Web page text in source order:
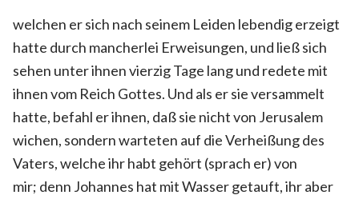
welchen er sich nach seinem Leiden lebendig erzeigt
hatte durch mancherlei Erweisungen, und ließ sich
sehen unter ihnen vierzig Tage lang und redete mit
ihnen vom Reich Gottes. Und als er sie versammelt
hatte, befahl er ihnen, daß sie nicht von Jerusalem
wichen, sondern warteten auf die Verheißung des
Vaters, welche ihr habt gehört (sprach er) von
mir; denn Johannes hat mit Wasser getauft, ihr aber